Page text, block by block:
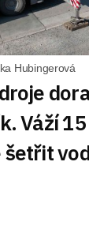
Hubingerová
Váží
šetřit